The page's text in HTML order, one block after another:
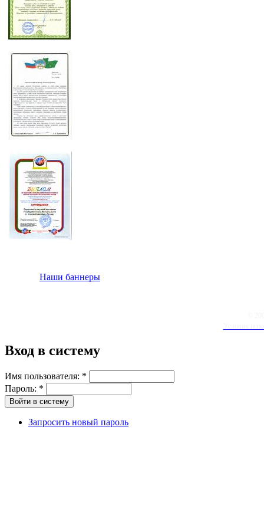
Наши баннеры
Вход в систему
Имя пользователя: *
Пароль: *
Запросить новый пароль